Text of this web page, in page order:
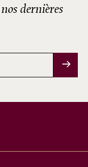
dernières